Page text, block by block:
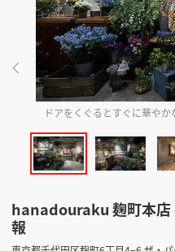
掲載希望のデザイン設計・
店舗開業・改装を
ドアをくぐるとすぐに華や
hanadouraku 麹町本店
報